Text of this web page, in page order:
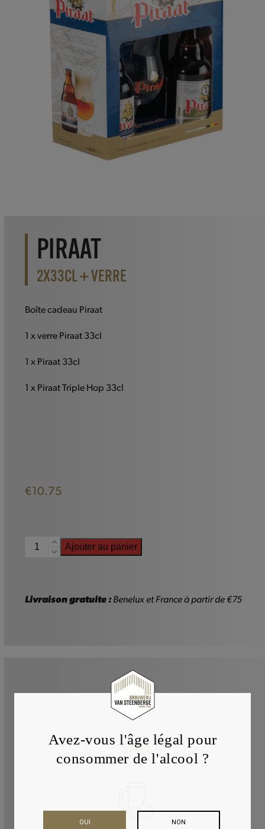
PIRAAT
2X33CL + VERRE
Boîte cadeau Piraat
1 x verre Piraat 33cl
1 x Piraat 33cl
1 x Piraat Triple Hop 33cl
€ 10.75
quantité
2x33cl
Ajouter au panier
Livraison gratuite :Benelux et France à partir de €75
STYLE
Avez-vous l'âge légal pour
consommer de l'alcool ?
NON
OUI